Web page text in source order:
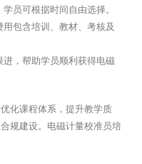
员可根据时间自由选择。
包含培训、教材、考核及
进，帮助学员顺利获得电磁
化课程体系，提升教学质
规建设。电磁计量校准员培